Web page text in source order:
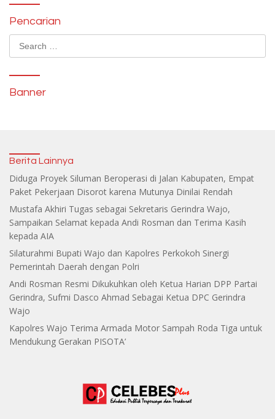
Pencarian
Search
for:
Banner
Berita Lainnya
Diduga Proyek Siluman Beroperasi di Jalan Kabupaten, Empat
Paket Pekerjaan Disorot karena Mutunya Dinilai Rendah
Mustafa Akhiri Tugas sebagai Sekretaris Gerindra Wajo,
Sampaikan Selamat kepada Andi Rosman dan Terima Kasih
kepada AIA
Silaturahmi Bupati Wajo dan Kapolres Perkokoh Sinergi
Pemerintah Daerah dengan Polri
Andi Rosman Resmi Dikukuhkan oleh Ketua Harian DPP Partai
Gerindra, Sufmi Dasco Ahmad Sebagai Ketua DPC Gerindra
Wajo
Kapolres Wajo Terima Armada Motor Sampah Roda Tiga untuk
Mendukung Gerakan PISOTA’